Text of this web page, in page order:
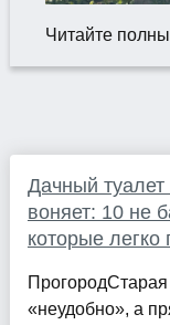
Читайте
Дачный туалет
воняет: 10 не
которые легко
«неудобно», а